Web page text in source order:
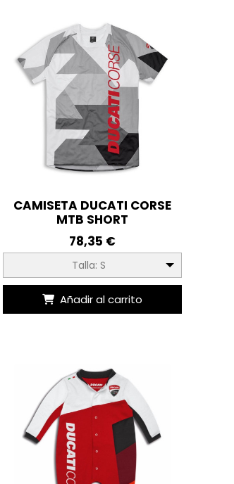
CAMISETA DUCATI CORSE
MTB SHORT
78,35 €
Talla: S
Añadir al carrito